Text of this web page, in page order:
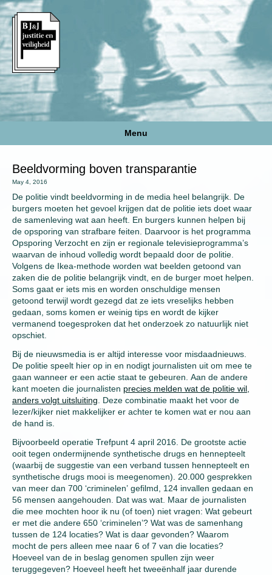
Menu
Beeldvorming boven transparantie
May 4, 2016
De politie vindt beeldvorming in de media heel belangrijk. De
burgers moeten het gevoel krijgen dat de politie iets doet waar
de samenleving wat aan heeft. En burgers kunnen helpen bij
de opsporing van strafbare feiten. Daarvoor is het programma
Opsporing Verzocht en zijn er regionale televisieprogramma’s
waarvan de inhoud volledig wordt bepaald door de politie.
Volgens de Ikea-methode worden wat beelden getoond van
zaken die de politie belangrijk vindt, en de burger moet helpen.
Soms gaat er iets mis en worden onschuldige mensen
getoond terwijl wordt gezegd dat ze iets vreselijks hebben
gedaan, soms komen er weinig tips en wordt de kijker
vermanend toegesproken dat het onderzoek zo natuurlijk niet
opschiet.
Bij de nieuwsmedia is er altijd interesse voor misdaadnieuws.
De politie speelt hier op in en nodigt journalisten uit om mee te
gaan wanneer er een actie staat te gebeuren. Aan de andere
kant moeten die journalisten precies melden wat de politie wil,
anders volgt uitsluiting . Deze combinatie maakt het voor de
lezer/kijker niet makkelijker er achter te komen wat er nou aan
de hand is.
Bijvoorbeeld operatie Trefpunt 4 april 2016. De grootste actie
ooit tegen ondermijnende synthetische drugs en hennepteelt
(waarbij de suggestie van een verband tussen hennepteelt en
synthetische drugs mooi is meegenomen). 20.000 gesprekken
van meer dan 700 ‘criminelen’ gefilmd, 124 invallen gedaan en
56 mensen aangehouden. Dat was wat. Maar de journalisten
die mee mochten hoor ik nu (of toen) niet vragen: Wat gebeurt
er met die andere 650 ‘criminelen’? Wat was de samenhang
tussen de 124 locaties? Wat is daar gevonden? Waarom
mocht de pers alleen mee naar 6 of 7 van die locaties?
Hoeveel van de in beslag genomen spullen zijn weer
teruggegeven? Hoeveel heeft het tweeënhalf jaar durende